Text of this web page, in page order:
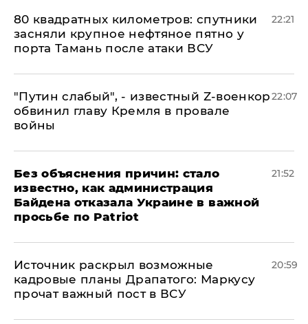
80 квадратных километров: спутники
засняли крупное нефтяное пятно у
порта Тамань после атаки ВСУ
22:21
​"Путин слабый", - известный Z-военкор
обвинил главу Кремля в провале
войны
22:07
Без объяснения причин: стало
известно, как администрация
Байдена отказала Украине в важной
просьбе по Patriot
21:52
​Источник раскрыл возможные
кадровые планы Драпатого: Маркусу
прочат важный пост в ВСУ
20:59